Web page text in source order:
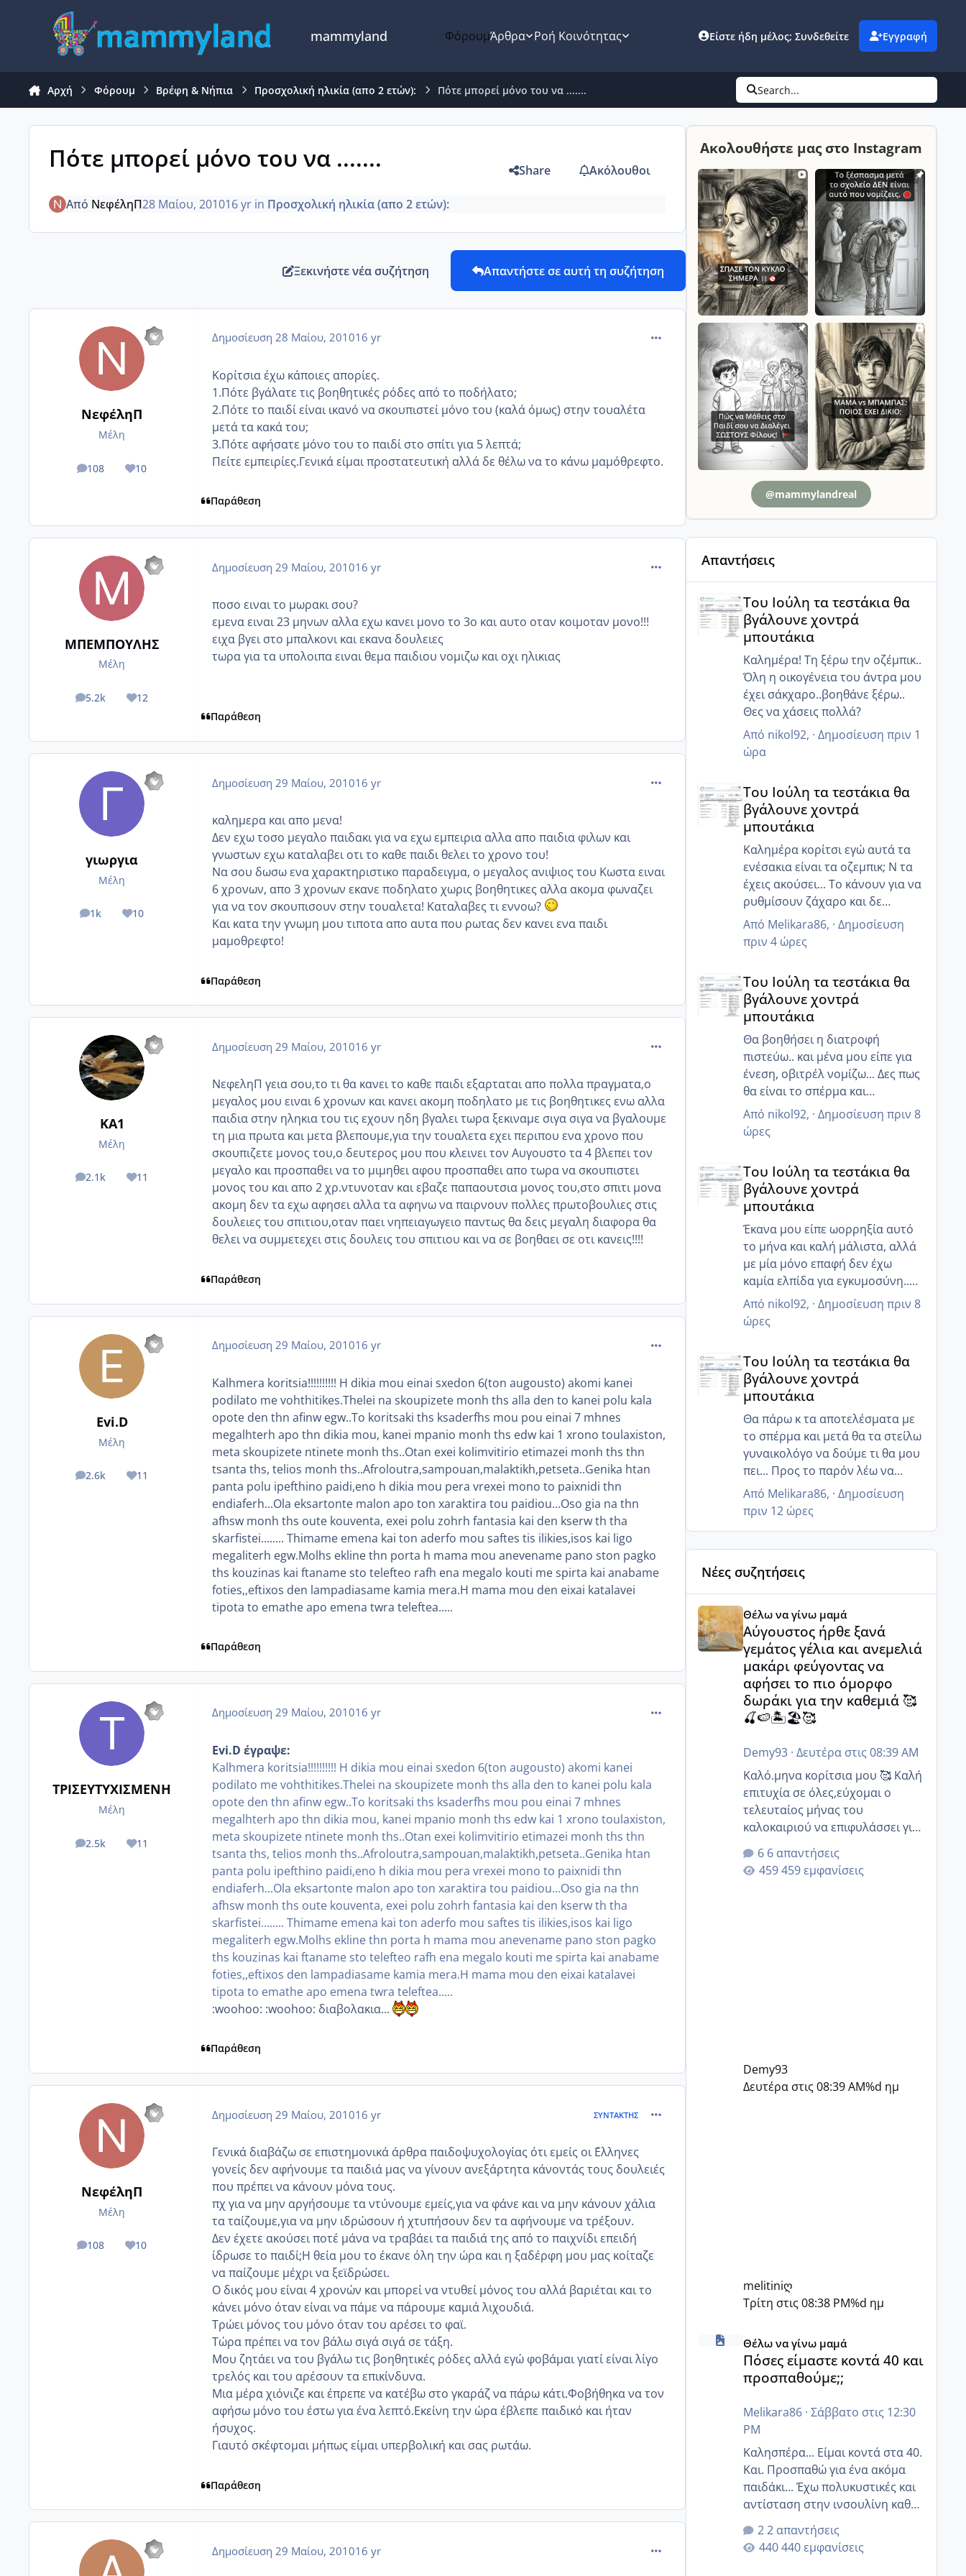
Μετάβαση σε περιεχόμενο
mammyland ΦόρουμΆρθρα Ροή Κοινότητας Είστε ήδη μέλος; Συνδεθείτε Εγγραφή
Αρχή Φόρουμ Βρέφη & Νήπια Προσχολική ηλικία (απο 2 ετών): Πότε μπορεί μόνο του να ....... Search...
Πότε μπορεί μόνο του να ....... Share Ακόλουθοι
Από ΝεφέληΠ28 Μαίου, 201016 yr in Προσχολική ηλικία (απο 2 ετών):
Ξεκινήστε νέα συζήτηση Απαντήστε σε αυτή τη συζήτηση
ΝεφέληΠ
Μέλη
108
posts 10
Reputation
Δημοσίευση 28 Μαίου, 201016 yr comment_13696
Κορίτσια έχω κάποιες απορίες.
1.Πότε βγάλατε τις βοηθητικές ρόδες από το ποδήλατο;
2.Πότε το παιδί είναι ικανό να σκουπιστεί μόνο του (καλά όμως) στην τουαλέτα
μετά τα κακά του;
3.Πότε αφήσατε μόνο του το παιδί στο σπίτι για 5 λεπτά;
Πείτε εμπειρίες.Γενικά είμαι προστατευτική αλλά δε θέλω να το κάνω μαμόθρεφτο.
Παράθεση
ΜΠΕΜΠΟΥΛΗΣ
Μέλη
5.2k
posts 12
Reputation
Δημοσίευση 29 Μαίου, 201016 yr comment_502575
ποσο ειναι το μωρακι σου?
εμενα ειναι 23 μηνων αλλα εχω κανει μονο το 3ο και αυτο οταν κοιμοταν μονο!!!
ειχα βγει στο μπαλκονι και εκανα δουλειες
τωρα για τα υπολοιπα ειναι θεμα παιδιου νομιζω και οχι ηλικιας
Παράθεση
γιωργια
Μέλη
1k
posts 10
Reputation
Δημοσίευση 29 Μαίου, 201016 yr comment_502593
καλημερα και απο μενα!
Δεν εχω τοσο μεγαλο παιδακι για να εχω εμπειρια αλλα απο παιδια φιλων και
γνωστων εχω καταλαβει οτι το καθε παιδι θελει το χρονο του!
Να σου δωσω ενα χαρακτηριστικο παραδειγμα, ο μεγαλος ανιψιος του Κωστα ειναι
6 χρονων, απο 3 χρονων εκανε ποδηλατο χωρις βοηθητικες αλλα ακομα φωναζει
για να τον σκουπισουν στην τουαλετα! Καταλαβες τι εννοω?
Και κατα την γνωμη μου τιποτα απο αυτα που ρωτας δεν κανει ενα παιδι
μαμοθρεφτο!
Παράθεση
KA1
Μέλη
2.1k
posts 11
Reputation
Δημοσίευση 29 Μαίου, 201016 yr comment_502614
ΝεφεληΠ γεια σου,το τι θα κανει το καθε παιδι εξαρταται απο πολλα πραγματα,ο
μεγαλος μου ειναι 6 χρονων και κανει ακομη ποδηλατο με τις βοηθητικες ενω αλλα
παιδια στην ηληκια του τις εχουν ηδη βγαλει τωρα ξεκιναμε σιγα σιγα να βγαλουμε
τη μια πρωτα και μετα βλεπουμε,για την τουαλετα εχει περιπου ενα χρονο που
σκουπιζετε μονος του,ο δευτερος μου που κλεινει τον Αυγουστο τα 4 βλεπει τον
μεγαλο και προσπαθει να το μιμηθει αφου προσπαθει απο τωρα να σκουπιστει
μονος του και απο 2 χρ.ντυνοταν και εβαζε παπαουτσια μονος του,στο σπιτι μονα
ακομη δεν τα εχω αφησει αλλα τα αφηνω να παιρνουν πολλες πρωτοβουλιες στις
δουλειες του σπιτιου,οταν παει νηπειαγωγειο παντως θα δεις μεγαλη διαφορα θα
θελει να συμμετεχει στις δουλεις του σπιτιου και να σε βοηθαει σε οτι κανεις!!!!
Παράθεση
Evi.D
Μέλη
2.6k
posts 11
Reputation
Δημοσίευση 29 Μαίου, 201016 yr comment_502615
Kalhmera koritsia!!!!!!!!!! H dikia mou einai sxedon 6(ton augousto) akomi kanei
podilato me vohthitikes.Thelei na skoupizete monh ths alla den to kanei polu kala
opote den thn afinw egw..To koritsaki ths ksaderfhs mou pou einai 7 mhnes
megalhterh apo thn dikia mou, kanei mpanio monh ths edw kai 1 xrono toulaxiston,
meta skoupizete ntinete monh ths..Otan exei kolimvitirio etimazei monh ths thn
tsanta ths, telios monh ths..Afroloutra,sampouan,malaktikh,petseta..Genika htan
panta polu ipefthino paidi,eno h dikia mou pera vrexei mono to paixnidi thn
endiaferh...Ola eksartonte malon apo ton xaraktira tou paidiou...Oso gia na thn
afhsw monh ths oute kouventa, exei polu zohrh fantasia kai den kserw th tha
skarfistei........ Thimame emena kai ton aderfo mou saftes tis ilikies,isos kai ligo
megaliterh egw.Molhs ekline thn porta h mama mou anevename pano ston pagko
ths kouzinas kai ftaname sto telefteo rafh ena megalo kouti me spirta kai anabame
foties,,eftixos den lampadiasame kamia mera.H mama mou den eixai katalavei
tipota to emathe apo emena twra teleftea.....
Παράθεση
ΤΡΙΣΕΥΤΥΧΙΣΜΕΝΗ
Μέλη
2.5k
posts 11
Reputation
Δημοσίευση 29 Μαίου, 201016 yr comment_502647
Evi.D έγραψε:
Kalhmera koritsia!!!!!!!!!! H dikia mou einai sxedon 6(ton augousto) akomi kanei
podilato me vohthitikes.Thelei na skoupizete monh ths alla den to kanei polu kala
opote den thn afinw egw..To koritsaki ths ksaderfhs mou pou einai 7 mhnes
megalhterh apo thn dikia mou, kanei mpanio monh ths edw kai 1 xrono toulaxiston,
meta skoupizete ntinete monh ths..Otan exei kolimvitirio etimazei monh ths thn
tsanta ths, telios monh ths..Afroloutra,sampouan,malaktikh,petseta..Genika htan
panta polu ipefthino paidi,eno h dikia mou pera vrexei mono to paixnidi thn
endiaferh...Ola eksartonte malon apo ton xaraktira tou paidiou...Oso gia na thn
afhsw monh ths oute kouventa, exei polu zohrh fantasia kai den kserw th tha
skarfistei........ Thimame emena kai ton aderfo mou saftes tis ilikies,isos kai ligo
megaliterh egw.Molhs ekline thn porta h mama mou anevename pano ston pagko
ths kouzinas kai ftaname sto telefteo rafh ena megalo kouti me spirta kai anabame
foties,,eftixos den lampadiasame kamia mera.H mama mou den eixai katalavei
tipota to emathe apo emena twra teleftea.....
:woohoo: :woohoo: διαβολακια...
Παράθεση
ΝεφέληΠ
Μέλη
108
posts 10
Reputation
Δημοσίευση 29 Μαίου, 201016 yr ΣΥΝΤΆΚΤΗΣ comment_502843
Γενικά διαβάζω σε επιστημονικά άρθρα παιδοψυχολογίας ότι εμείς οι ΄Ελληνες
γονείς δεν αφήνουμε τα παιδιά μας να γίνουν ανεξάρτητα κάνοντάς τους δουλειές
που πρέπει να κάνουν μόνα τους.
πχ για να μην αργήσουμε τα ντύνουμε εμείς,για να φάνε και να μην κάνουν χάλια
τα ταίζουμε,για να μην ιδρώσουν ή χτυπήσουν δεν τα αφήνουμε να τρέξουν.
Δεν έχετε ακούσει ποτέ μάνα να τραβάει τα παιδιά της από το παιχνίδι επειδή
ίδρωσε το παιδί;Η θεία μου το έκανε όλη την ώρα και η ξαδέρφη μου μας κοίταζε
να παίζουμε μέχρι να ξεϊδρώσει.
Ο δικός μου είναι 4 χρονών και μπορεί να ντυθεί μόνος του αλλά βαριέται και το
κάνει μόνο όταν είναι να πάμε να πάρουμε καμιά λιχουδιά.
Τρώει μόνος του μόνο όταν του αρέσει το φαϊ.
Τώρα πρέπει να τον βάλω σιγά σιγά σε τάξη.
Μου ζητάει να του βγάλω τις βοηθητικές ρόδες αλλά εγώ φοβάμαι γιατί είναι λίγο
τρελός και του αρέσουν τα επικίνδυνα.
Μια μέρα χιόνιζε και έπρεπε να κατέβω στο γκαράζ να πάρω κάτι.Φοβήθηκα να τον
αφήσω μόνο του έστω για ένα λεπτό.Εκείνη την ώρα έβλεπε παιδικό και ήταν
ήσυχος.
Γιαυτό σκέφτομαι μήπως είμαι υπερβολική και σας ρωτάω.
Παράθεση
Δημοσίευση 29 Μαίου, 201016 yr comment_502860
Ακολουθήστε μας στο Instagram
@mammylandreal
Απαντήσεις
Του Ιούλη τα τεστάκια θα
βγάλουνε χοντρά
μπουτάκια
Καλημέρα! Τη ξέρω την οζέμπικ..
Όλη η οικογένεια του άντρα μου
έχει σάκχαρο..βοηθάνε ξέρω..
Θες να χάσεις πολλά?
Από nikol92, · Δημοσίευση πριν 1
ώρα
Του Ιούλη τα τεστάκια θα
βγάλουνε χοντρά
μπουτάκια
Καλημέρα κορίτσι εγώ αυτά τα
ενέσακια είναι τα οζεμπικ; Ν τα
έχεις ακούσει... Το κάνουν για να
ρυθμίσουν ζάχαρο και δε
κάποιους βοηθάει να χάσουν
κιλά!!
Ναι την έχω ξανακούσει την
να το συζητήσετε για πρόκληση
ωορρηξίας έτσι ώστε να εισια
μέσα σίγουρη! Κάποια στιγμή
όταν φτιάξουν όλα ίσως το
κάνουμε κ εμείς μου είχε πει!!
Από Melikara86, · Δημοσίευση
πριν 4 ώρες
Του Ιούλη τα τεστάκια θα
βγάλουνε χοντρά
μπουτάκια
Θα βοηθήσει η διατροφή
πιστεύω.. και μένα μου είπε για
ένεση, οβιτρέλ νομίζω... Δες πως
θα είναι το σπέρμα και
ενημέρωσε! Ελπίζω να έχεις καλά
αποτελέσματα 💘
Από nikol92, · Δημοσίευση πριν 8
ώρες
Του Ιούλη τα τεστάκια θα
βγάλουνε χοντρά
μπουτάκια
Έκανα μου είπε ωορρηξία αυτό
το μήνα και καλή μάλιστα, αλλά
με μία μόνο επαφή δεν έχω
καμία ελπίδα για εγκυμοσύνη..
τουλάχιστον τώρα ο άντρας μου
κατάλαβε ότι πρέπει να πάμε πιο
στοχευμένα, αλλιώς ζορίζουν τα
Από nikol92, · Δημοσίευση πριν 8
ώρες
Του Ιούλη τα τεστάκια θα
βγάλουνε χοντρά
μπουτάκια
Θα πάρω κ τα αποτελέσματα με
το σπέρμα και μετά θα τα στείλω
γυναικολόγο να δούμε τι θα μου
πει... Προς το παρόν λέω να
χαλαρώσω όσο μπορώ και να
προσπαθήσω με διατροφή και
κάτι ενέσακια να ρυθμίσω αυτά
επιθυμούμε τόσο πολύ!!
Από Melikara86, · Δημοσίευση
πριν 12 ώρες
Νέες συζητήσεις
Αύγουστος ήρθε ξανά γεμάτος γέλια και
Θέλω να γίνω μαμά
Αύγουστος ήρθε ξανά
γεμάτος γέλια και ανεμελιά
μακάρι φεύγοντας να
αφήσει το πιο όμορφο
δωράκι για την καθεμιά 🥰
🍒🍉🏝️🏖️🥰
Demy93· Δευτέρα στις 08:39 AM
Καλό.μηνα κορίτσια μου 🥰 Καλή
επιτυχία σε όλες,εύχομαι ο
τελευταίος μήνας του
καλοκαιριού να επιφυλάσσει για
όλες σας την πιο όμορφη
έκπληξη 🧿 @Elk @Melikara86
@Παρασκευαιδου @Zenia z
6 απαντήσεις
459 εμφανίσεις
Demy93
Δευτέρα στις 08:39 AM%d ημ
melitiniღ
Τρίτη στις 08:38 PM%d ημ
Πόσες είμαστε κοντά 40 και προσπαθούμε;;
Θέλω να γίνω μαμά
Πόσες είμαστε κοντά 40 και
προσπαθούμε;;
Melikara86· Σάββατο στις 12:30
PM
Καλησπέρα... Είμαι κοντά στα 40.
Και. Προσπαθώ για ένα ακόμα
παιδάκι... Έχω πολυκυστικές και
αντίσταση στην ινσουλίνη καθώς
και χάσιμοτο! Έχω λίγα κιλά
παραπάνω και όσο κ αν
προσπαθώ δεν χάνω εύκολα!
2 απαντήσεις
440 εμφανίσεις